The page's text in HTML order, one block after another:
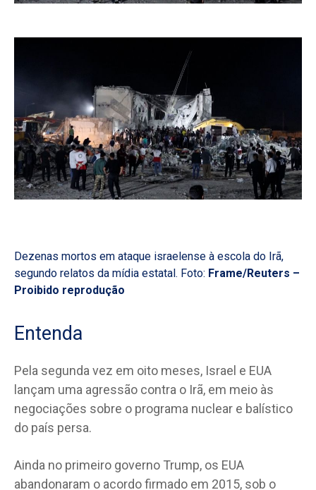
Dezenas mortos em ataque israelense à escola do Irã,
segundo relatos da mídia estatal. Foto: Frame/Reuters –
Proibido reprodução
Entenda
Pela segunda vez em oito meses, Israel e EUA
lançam uma agressão contra o Irã, em meio às
negociações sobre o programa nuclear e balístico
do país persa.
Ainda no primeiro governo Trump, os EUA
abandonaram o acordo firmado em 2015, sob o